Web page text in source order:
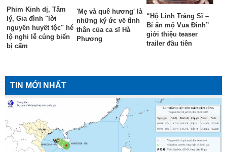
Phim Kinh dị, Tâm
lý, Gia đình "lời
nguyền huyết tộc" hé
lộ nghi lễ cúng biển
bị cấm
'Mẹ và quê hương' là
những ký ức về tình
thân của ca sĩ Hà
Phương
“Hộ Linh Tráng Sĩ –
Bí ẩn mộ Vua Đinh”
giới thiệu teaser
trailer đầu tiên
TIN MỚI NHẤT